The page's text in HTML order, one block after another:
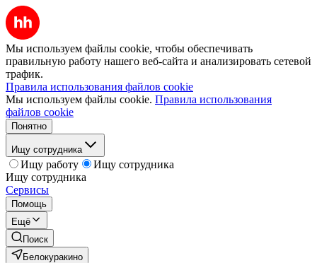
Мы используем файлы cookie, чтобы обеспечивать
правильную работу нашего веб-сайта и анализировать сетевой
трафик.
Правила использования файлов cookie
Мы используем файлы cookie. Правила использования
файлов cookie
Понятно
Ищу сотрудника
Ищу работу
Ищу сотрудника
Ищу сотрудника
Сервисы
Помощь
Ещё
Поиск
Белокуракино